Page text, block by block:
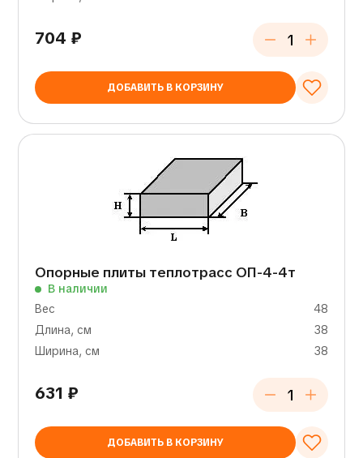
704 ₽
ДОБАВИТЬ В КОРЗИНУ
Опорные плиты теплотрасс ОП-4-4т
В наличии
Вес
48
Длина, см
38
Ширина, см
38
631 ₽
ДОБАВИТЬ В КОРЗИНУ